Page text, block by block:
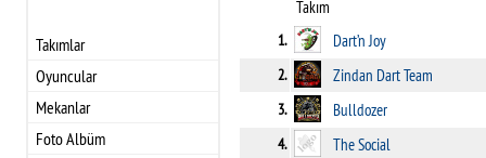
Takımlar
Oyuncular
Mekanlar
Foto Albüm
Takım
1. Dart’n Joy
2. Zindan Dart Team
3. Bulldozer
4. The Social